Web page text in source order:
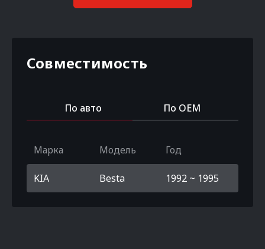
Совместимость
По авто По OEM
Марка Модель Год
KIA Besta 1992 ~ 1995